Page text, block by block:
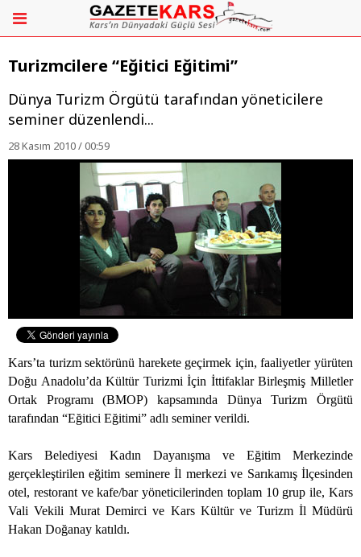
Turizmcilere “Eğitici Eğitimi”
Dünya Turizm Örgütü tarafından yöneticilere
seminer düzenlendi...
28 Kasım 2010 / 00:59
Kars’ta turizm sektörünü harekete geçirmek için, faaliyetler yürüten
Doğu Anadolu’da Kültür Turizmi İçin İttifaklar Birleşmiş Milletler
Ortak Programı (BMOP) kapsamında Dünya Turizm Örgütü
tarafından “Eğitici Eğitimi” adlı seminer verildi.
Kars Belediyesi Kadın Dayanışma ve Eğitim Merkezinde
gerçekleştirilen eğitim seminere İl merkezi ve Sarıkamış İlçesinden
otel, restorant ve kafe/bar yöneticilerinden toplam 10 grup ile, Kars
Vali Vekili Murat Demirci ve Kars Kültür ve Turizm İl Müdürü
Hakan Doğanay katıldı.